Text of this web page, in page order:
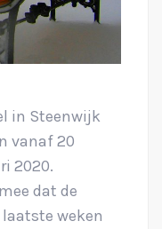
in Steenwijk
vanaf 20
2020.
dat de
weken